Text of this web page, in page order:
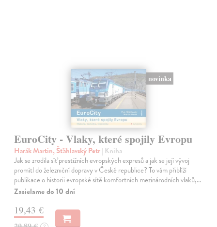
novinka
EuroCity - Vlaky, které spojily Evropu
Harák Martin, Šťáhlavský Petr| Kniha
Jak se zrodila síť prestižních evropských expresů a jak se její vývoj
promítl do železniční dopravy v České republice? To vám přiblíží
publikace o historii evropské sítě komfortních mezinárodních vlaků,…
Zasielame do 10 dní
19,43 €